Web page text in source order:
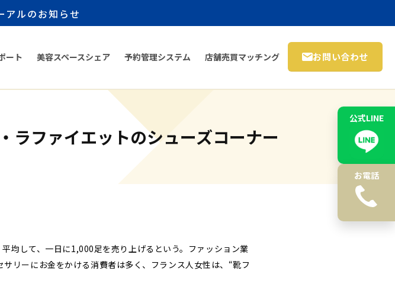
アルのお知らせ
ート 美容スペースシェア 予約管理システム 店舗売買マッチング お問い合わせ
公式LINE
お電話
ファイエットのシューズコーナー
均して、一日に1,000足を売り上げるという。ファッション業
リーにお金をかける消費者は多く、フランス人女性は、“靴フ